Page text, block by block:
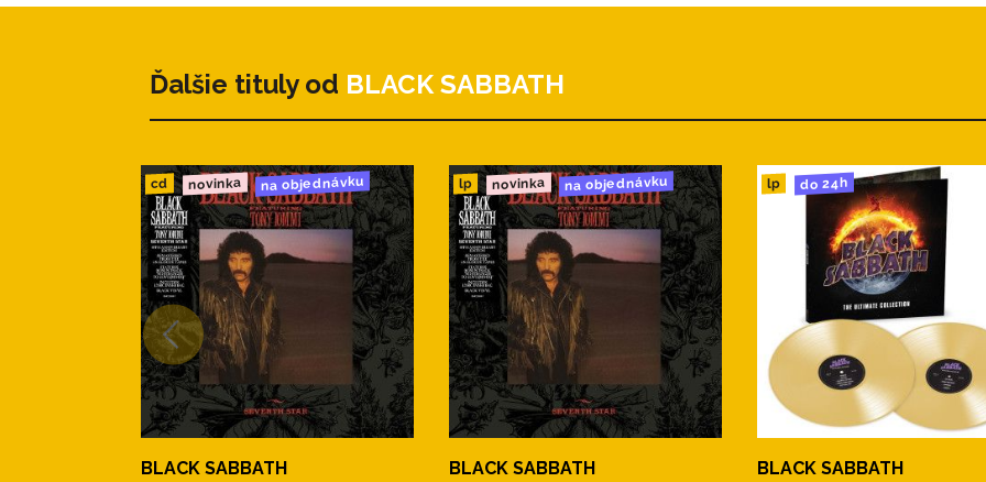
Ďalšie tituly od BLACK SABBATH
cd novinka na objednávku
BLACK SABBATH
lp novinka na objednávku
BLACK SABBATH
lp do 24h
BLACK SABBATH